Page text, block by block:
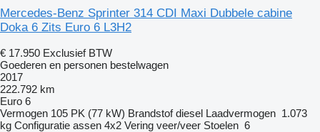
Mercedes-Benz Sprinter 314 CDI Maxi Dubbele cabine
Doka 6 Zits Euro 6 L3H2
€ 17.950 Exclusief BTW
Goederen en personen bestelwagen
2017
222.792 km
Euro 6
Vermogen 105 PK (77 kW) Brandstof diesel Laadvermogen 1.073
kg Configuratie assen 4x2 Vering veer/veer Stoelen 6